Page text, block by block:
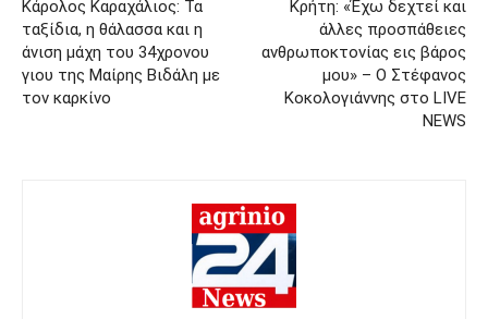
Κάρολος Καραχάλιος: Τα
ταξίδια, η θάλασσα και η
άνιση μάχη του 34χρονου
γιου της Μαίρης Βιδάλη με
τον καρκίνο
Κρήτη: «Έχω δεχτεί και
άλλες προσπάθειες
ανθρωποκτονίας εις βάρος
μου» – Ο Στέφανος
Κοκολογιάννης στο LIVE
NEWS